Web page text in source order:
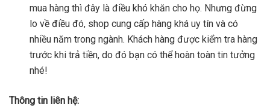
mua hàng thì đây là điều khó khăn cho họ. Nhưng đừng
lo về điều đó, shop cung cấp hàng khá uy tín và có
nhiều năm trong ngành. Khách hàng được kiểm tra hàng
trước khi trả tiền, do đó bạn có thể hoàn toàn tin tưởng
nhé!
Thông tin liên hệ: